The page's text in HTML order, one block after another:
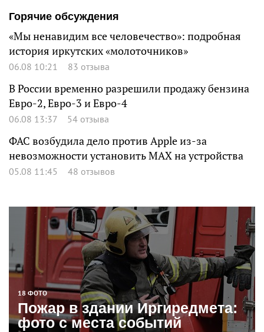
Горячие обсуждения
«Мы ненавидим все человечество»: подробная
история иркутских «молоточников»
06.08 10:21 83 отзыва
В России временно разрешили продажу бензина
Евро-2, Евро-3 и Евро-4
06.08 13:37 54 отзыва
ФАС возбудила дело против Apple из-за
невозможности установить MAX на устройства
05.08 11:45 48 отзывов
18 ФОТО
Пожар в здании Иргиредмета:
фото с места событий